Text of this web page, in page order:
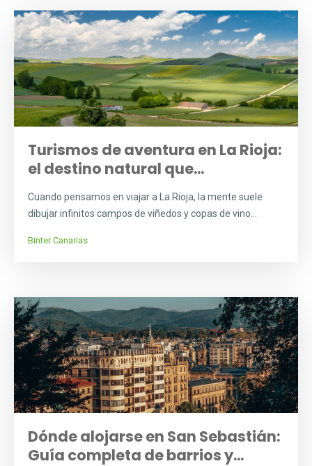
Turismos de aventura en La Rioja:
el destino natural que...
Cuando pensamos en viajar a La Rioja, la mente suele
dibujar infinitos campos de viñedos y copas de vino...
Binter Canarias
Dónde alojarse en San Sebastián:
Guía completa de barrios y...